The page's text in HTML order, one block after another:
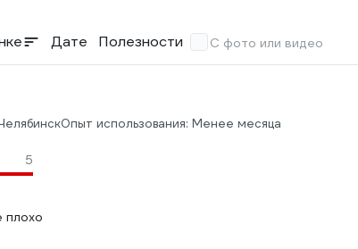
Дате Полезности С фото или видео
Опыт использования: Менее месяца
5
плохо